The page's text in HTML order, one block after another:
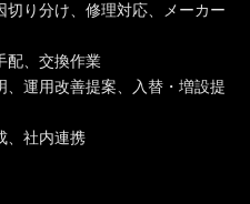
切り分け、修理対応、メーカー
配、交換作業
、運用改善提案、入替・増設提
、社内連携